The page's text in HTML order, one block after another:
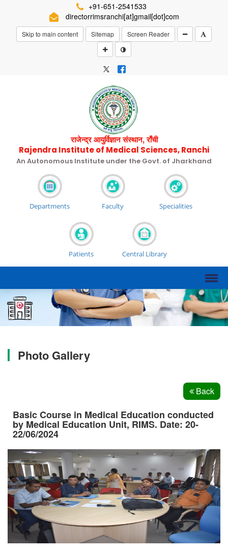
+91-651-2541533
directorrimsranchi[at]gmail[dot]com
Skip to main content Sitemap Screen Reader
राजेन्द्र आयुर्विज्ञान संस्थान, राँची
Rajendra Institute of Medical Sciences, Ranchi
An Autonomous Institute under the Govt. of Jharkhand
Departments Faculty Specialities
Patients Central Library
Photo Gallery
Back
Basic Course in Medical Education conducted
by Medical Education Unit, RIMS. Date: 20-
22/06/2024